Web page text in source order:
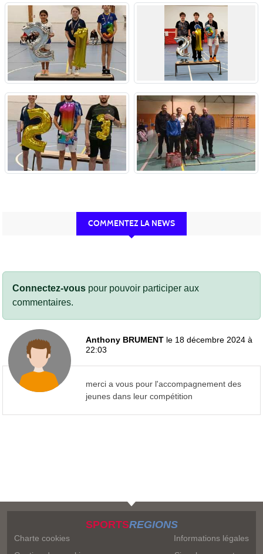
COMMENTEZ LA NEWS
Connectez-vous pour pouvoir participer aux
commentaires.
Anthony BRUMENT le 18 décembre 2024 à
22:03
merci a vous pour l'accompagnement des
jeunes dans leur compétition
SPORTSREGIONS
Charte cookies
Informations légales